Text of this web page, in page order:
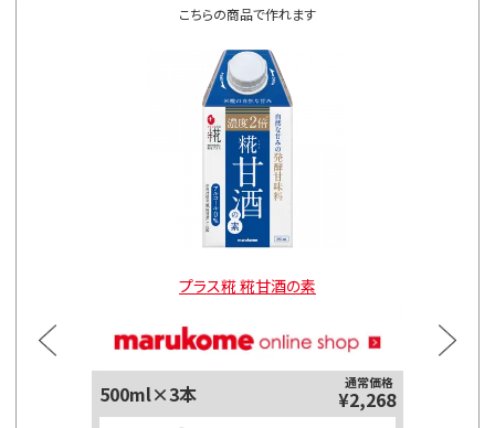
こちらの商品で作れます
プラス糀 糀甘酒の素
500ml×3本 通常価格
¥2,268